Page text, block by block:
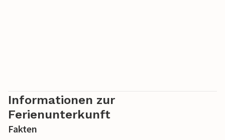
Informationen zur
Ferienunterkunft
Fakten